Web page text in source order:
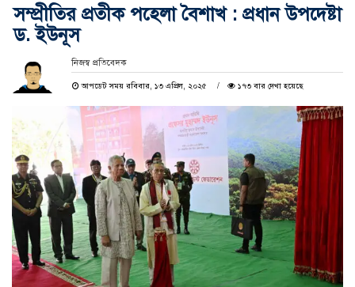
সম্প্রীতির প্রতীক পহেলা বৈশাখ : প্রধান উপদেষ্টা
ড. ইউনূস
নিজস্ব প্রতিবেদক
আপডেট সময় রবিবার, ১৩ এপ্রিল, ২০২৫ ১৭৩ বার দেখা হয়েছে